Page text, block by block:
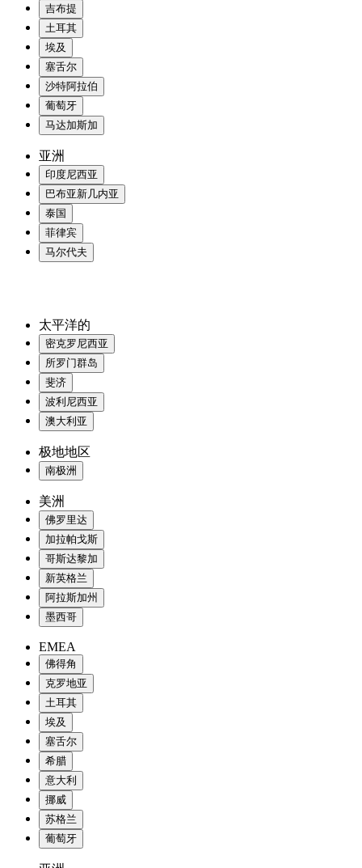
吉布提
土耳其
埃及
塞舌尔
沙特阿拉伯
葡萄牙
马达加斯加
亚洲
印度尼西亚
巴布亚新几内亚
泰国
菲律宾
马尔代夫
太平洋的
密克罗尼西亚
所罗门群岛
斐济
波利尼西亚
澳大利亚
极地地区
南极洲
美洲
佛罗里达
加拉帕戈斯
哥斯达黎加
新英格兰
阿拉斯加州
墨西哥
EMEA
佛得角
克罗地亚
土耳其
埃及
塞舌尔
希腊
意大利
挪威
苏格兰
葡萄牙